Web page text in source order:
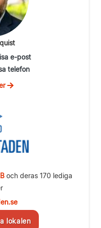
e-post
telefon
och deras 170 lediga
lokalen